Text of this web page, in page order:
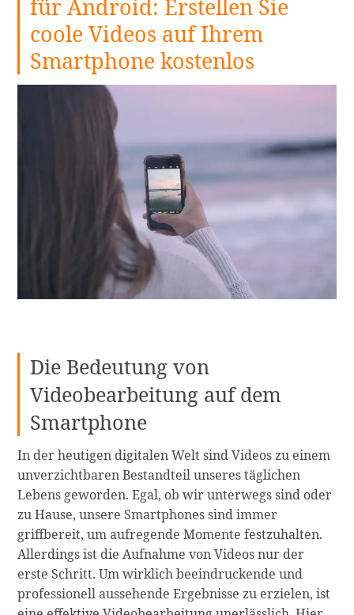
und
für Android: Erstellen Sie
coole Videos auf Ihrem
Smartphone kostenlos
Die Bedeutung von
Videobearbeitung auf dem
Smartphone
In der heutigen digitalen Welt sind Videos zu einem
unverzichtbaren Bestandteil unseres täglichen
Lebens geworden. Egal, ob wir unterwegs sind oder
zu Hause, unsere Smartphones sind immer
griffbereit, um aufregende Momente festzuhalten.
Allerdings ist die Aufnahme von Videos nur der
erste Schritt. Um wirklich beeindruckende und
professionell aussehende Ergebnisse zu erzielen, ist